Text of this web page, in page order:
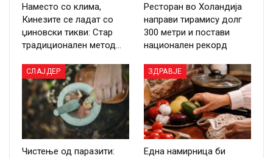
Наместо со клима,
Кинезите се ладат со
џиновски тикви: Стар
традиционален метод…
Ресторан во Холандија
направи тирамису долг
300 метри и постави
национален рекорд
СЛАЈДЕР
Чистење од паразити:
ЗДРАВЈЕ
Една намирница би